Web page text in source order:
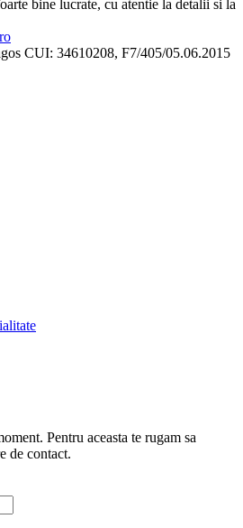
bine lucrate, cu atentie la detalii si la
CUI: 34610208, F7/405/05.06.2015
Pentru aceasta te rugam sa
de contact.